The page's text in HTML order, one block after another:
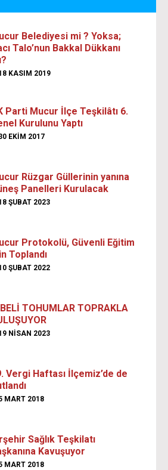
Belediyesi mi ? Yoksa;
Talo’nun Bakkal Dükkanı
KASIM 2019
Parti Mucur İlçe Teşkilâtı 6.
Kurulunu Yaptı
EKIM 2017
Rüzgar Güllerinin yanına
Panelleri Kurulacak
ŞUBAT 2023
Protokolü, Güvenli Eğitim
Toplandı
ŞUBAT 2022
TOHUMLAR TOPRAKLA
NISAN 2023
Vergi Haftası İlçemiz’de de
MART 2018
Sağlık Teşkilatı
Kavuşuyor
MART 2018